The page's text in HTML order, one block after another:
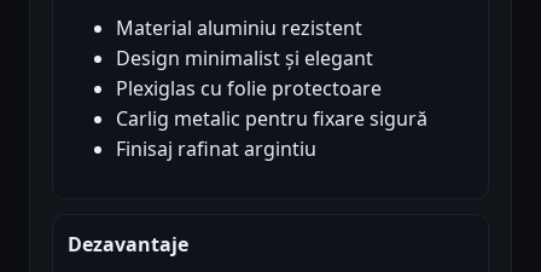
Material aluminiu rezistent
Design minimalist și elegant
Plexiglas cu folie protectoare
Carlig metalic pentru fixare sigură
Finisaj rafinat argintiu
Dezavantaje